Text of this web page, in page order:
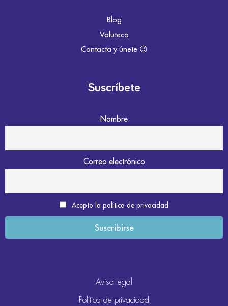
Blog
Voluteca
Contacta y únete 😉
Suscríbete
Nombre
Correo electrónico
Acepto la política de privacidad
Aviso legal
Política de privacidad